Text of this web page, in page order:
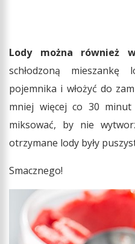
Lody można również
schłodzoną
pojemnika i włożyć do
mniej więcej co 30
miksować, by nie
otrzymane lody były
Smacznego!